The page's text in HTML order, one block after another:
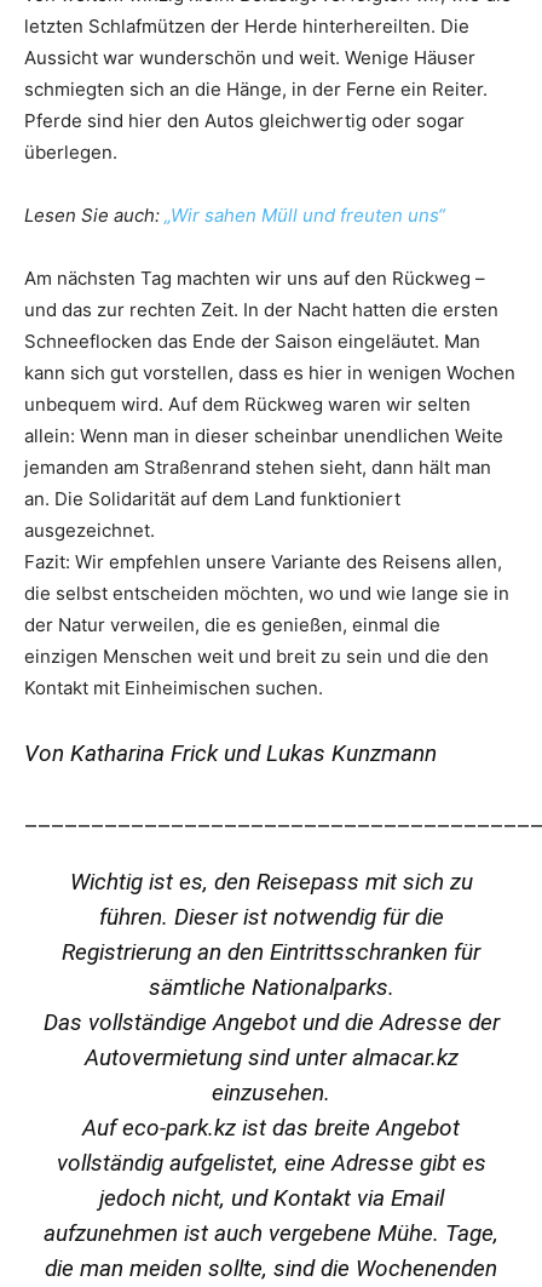
letzten Schlafmützen der Herde hinterhereilten. Die
Aussicht war wunderschön und weit. Wenige Häuser
schmiegten sich an die Hänge, in der Ferne ein Reiter.
Pferde sind hier den Autos gleichwertig oder sogar
überlegen.
Lesen Sie auch: „Wir sahen Müll und freuten uns“
Am nächsten Tag machten wir uns auf den Rückweg –
und das zur rechten Zeit. In der Nacht hatten die ersten
Schneeflocken das Ende der Saison eingeläutet. Man
kann sich gut vorstellen, dass es hier in wenigen Wochen
unbequem wird. Auf dem Rückweg waren wir selten
allein: Wenn man in dieser scheinbar unendlichen Weite
jemanden am Straßenrand stehen sieht, dann hält man
an. Die Solidarität auf dem Land funktioniert
ausgezeichnet.
Fazit: Wir empfehlen unsere Variante des Reisens allen,
die selbst entscheiden möchten, wo und wie lange sie in
der Natur verweilen, die es genießen, einmal die
einzigen Menschen weit und breit zu sein und die den
Kontakt mit Einheimischen suchen.
Von Katharina Frick und Lukas Kunzmann
Wichtig ist es, den Reisepass mit sich zu
führen. Dieser ist notwendig für die
Registrierung an den Eintrittsschranken für
sämtliche Nationalparks.
Das vollständige Angebot und die Adresse der
Autovermietung sind unter almacar.kz
einzusehen.
Auf eco-park.kz ist das breite Angebot
vollständig aufgelistet, eine Adresse gibt es
jedoch nicht, und Kontakt via Email
aufzunehmen ist auch vergebene Mühe. Tage,
die man meiden sollte, sind die Wochenenden